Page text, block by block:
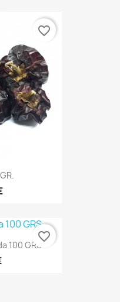
favorite_border
100 GRS
favorite_border